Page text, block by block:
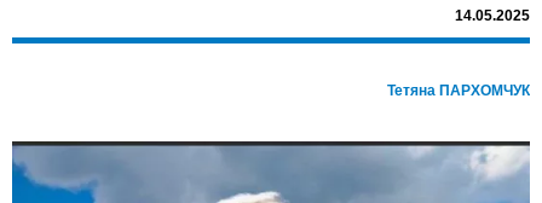
14.05.2025
Тетяна ПАРХОМЧУК